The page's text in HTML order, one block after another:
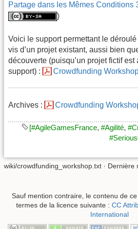
Partage dans les Mêmes Conditions
)
Voici le support permettant le
vis d’un projet existant, aussi bien
découverte (puisqu’un projet fictif est
support) :
Crowdfunding
Archives : Crowdfunding
[#AgileGamesFrance, #Agilité,
wiki/crowdfunding_workshop.txt · Dernière
Sauf mention contraire, le contenu de
termes de la licence suivante : CC
International